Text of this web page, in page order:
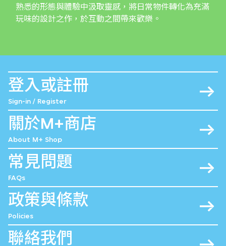
熟悉的形態與體驗中汲取靈感，將日常物件轉化為充滿
玩味的設計之作，於互動之間帶來歡樂。
登入或註冊
Sign-in / Register
關於M+商店
About M+ Shop
常見問題
FAQs
政策與條款
Policies
聯絡我們